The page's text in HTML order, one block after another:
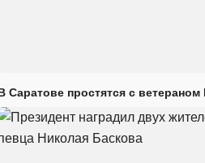
Саратове простятся с